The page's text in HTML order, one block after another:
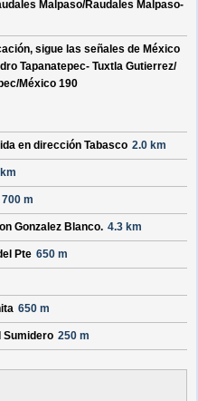
Malpaso/Raudales Malpaso-
sigue las señales de México
Tapanatepec- Tuxtla Gutierrez/
México 190
en dirección Tabasco 2.0 km
700 m
Gonzalez Blanco. 4.3 km
Pte 650 m
650 m
Sumidero 250 m